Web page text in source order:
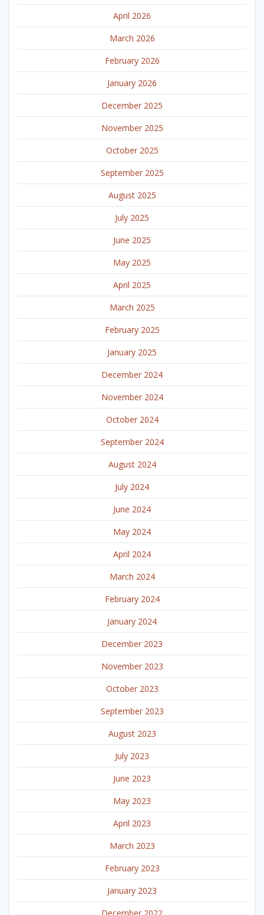
April 2026
March 2026
February 2026
January 2026
December 2025
November 2025
October 2025
September 2025
August 2025
July 2025
June 2025
May 2025
April 2025
March 2025
February 2025
January 2025
December 2024
November 2024
October 2024
September 2024
August 2024
July 2024
June 2024
May 2024
April 2024
March 2024
February 2024
January 2024
December 2023
November 2023
October 2023
September 2023
August 2023
July 2023
June 2023
May 2023
April 2023
March 2023
February 2023
January 2023